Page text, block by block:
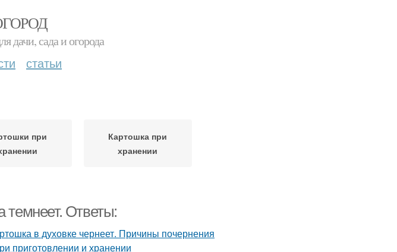
дачи, сада и огорода
статьи
при
Картошка при
хранении
темнеет. Ответы: